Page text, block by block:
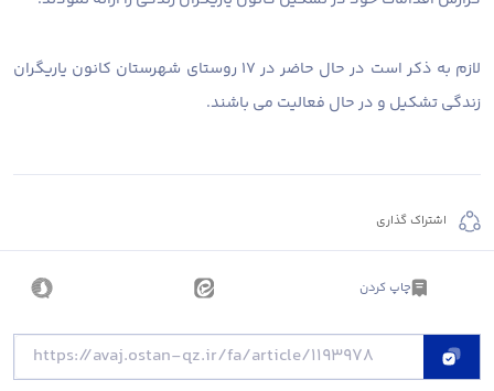
لازم به ذکر است در حال حاضر در ۱۷ روستای شهرستان کانون یاریگران
زندگی تشکیل و در حال فعالیت می باشند.
اشتراک گذاری
چاپ کردن